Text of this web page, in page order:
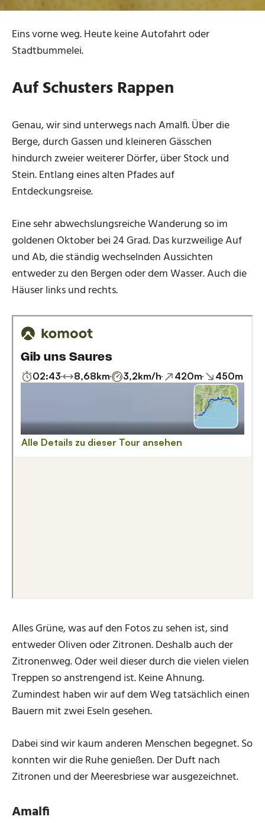
Eins vorne weg. Heute keine Autofahrt oder
Stadtbummelei.
Auf Schusters Rappen
Genau, wir sind unterwegs nach Amalfi. Über die
Berge, durch Gassen und kleineren Gässchen
hindurch zweier weiterer Dörfer, über Stock und
Stein. Entlang eines alten Pfades auf
Entdeckungsreise.
Eine sehr abwechslungsreiche Wanderung so im
goldenen Oktober bei 24 Grad. Das kurzweilige Auf
und Ab, die ständig wechselnden Aussichten
entweder zu den Bergen oder dem Wasser. Auch die
Häuser links und rechts.
Alles Grüne, was auf den Fotos zu sehen ist, sind
entweder Oliven oder Zitronen. Deshalb auch der
Zitronenweg. Oder weil dieser durch die vielen vielen
Treppen so anstrengend ist. Keine Ahnung.
Zumindest haben wir auf dem Weg tatsächlich einen
Bauern mit zwei Eseln gesehen.
Dabei sind wir kaum anderen Menschen begegnet. So
konnten wir die Ruhe genießen. Der Duft nach
Zitronen und der Meeresbriese war ausgezeichnet.
Amalfi